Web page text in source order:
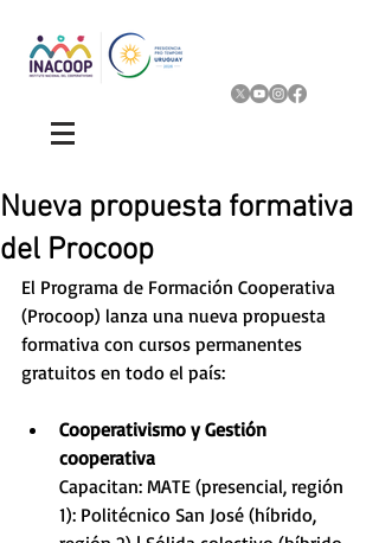
Nueva propuesta formativa
del Procoop
El Programa de Formación Cooperativa
(Procoop) lanza una nueva propuesta
formativa con cursos permanentes
gratuitos en todo el país:
Cooperativismo y Gestión
cooperativa
Capacitan: MATE (presencial, región
1): Politécnico San José (híbrido,